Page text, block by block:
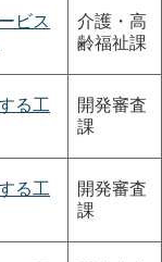
ビス
介護・高
齢福祉課
る工
開発審査
課
る工
開発審査
課